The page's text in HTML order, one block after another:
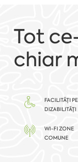
Tot
chiar
FACILITĂȚI
DIZABILITĂȚI
WI-FI ZONE
COMUNE